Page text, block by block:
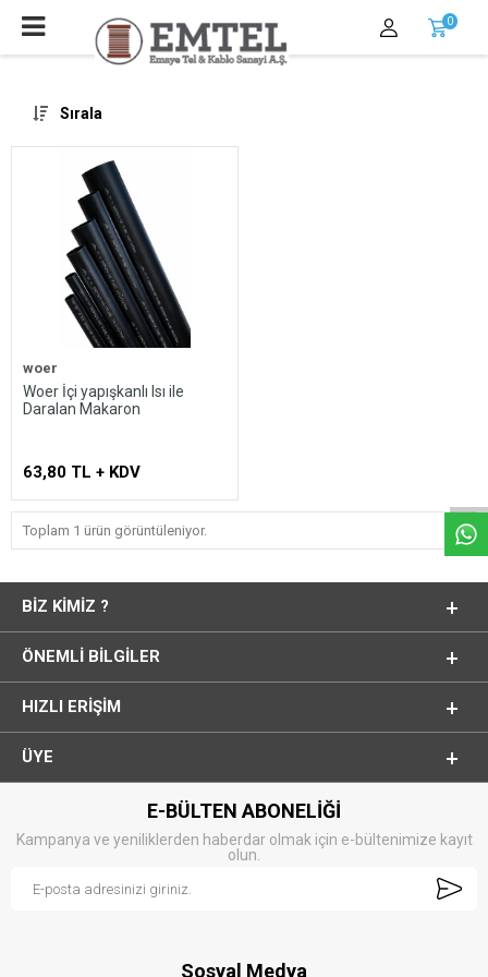
0
Sırala
woer
Woer İçi yapışkanlı Isı ile
Daralan Makaron
63,80 TL + KDV
Toplam 1 ürün görüntüleniyor.
BIZ KIMIZ ?
ÖNEMLI BILGILER
HIZLI ERIŞIM
ÜYE
E-BÜLTEN ABONELİĞİ
Kampanya ve yeniliklerden haberdar olmak için e-bültenimize kayıt
olun.
Sosyal Medya